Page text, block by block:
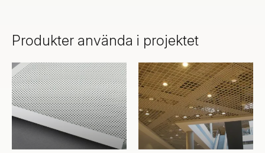
Produkter använda i projektet